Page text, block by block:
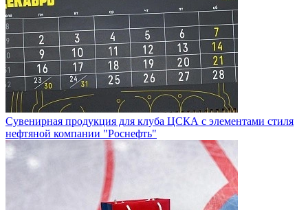
Сувенирная продукция для клуба ЦСКА с элементами стиля
нефтяной компании "Роснефть"